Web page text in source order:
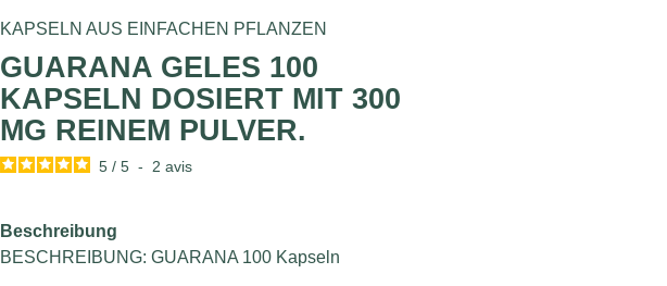
KAPSELN AUS EINFACHEN PFLANZEN
GUARANA GELES 100
KAPSELN DOSIERT MIT 300
MG REINEM PULVER.
5 / 5 - 2avis
Beschreibung
BESCHREIBUNG: GUARANA 100 Kapseln